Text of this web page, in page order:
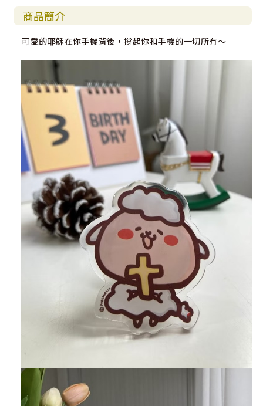
商品簡介
可愛的耶穌在你手機背後，撐起你和手機的一切所有～